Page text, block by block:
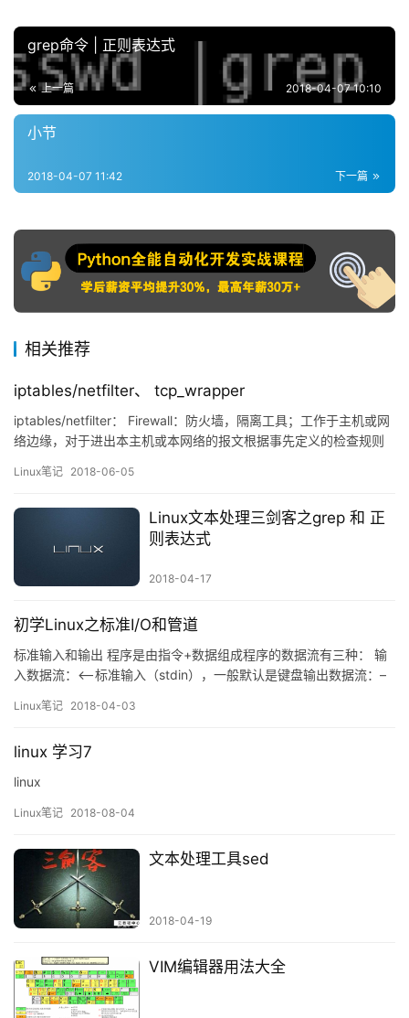
grep命令 | 正则表达式
上一篇 2018-04-07 10:10
小节
下一篇
2018-04-07 11:42
相关推荐
iptables/netfilter、 tcp_wrapper
iptables/netfilter： Firewall：防火墙，隔离工具；工作于主机或网
络边缘，对于进出本主机或本网络的报文根据事先定义的检查规则
主机防火墙 网络防火墙 软件防火墙（软件逻辑）： 硬件防火墙（硬
Linux笔记 2018-06-05
Linux文本处理三剑客之grep 和 正
则表达式
2018-04-17
初学Linux之标准I/O和管道
标准输入和输出 程序是由指令+数据组成程序的数据流有三种： 输
入数据流：<–标准输入（stdin），一般默认是键盘输出数据流：–
错误（stderr），一般默认到终端窗口 标准输入：0标准输出：1错
Linux笔记 2018-04-03
linux 学习7
linux
Linux笔记 2018-08-04
文本处理工具sed
2018-04-19
VIM编辑器用法大全